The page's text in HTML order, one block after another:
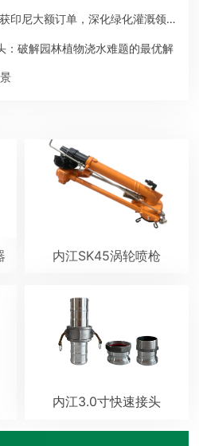
大额订单，深化绿化灌溉领域合作
：破解园林植物浇水难题的最优解
内江SK45涡轮喷枪
内江3.0寸快速接头